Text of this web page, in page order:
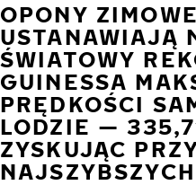
OPONY
USTANAWIAJĄ
ŚWIATOWY
GUINESSA
PRĘDKOŚCI
LODZIE —
ZYSKUJĄC